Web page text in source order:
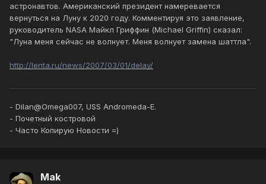
астронавтов. Американский президент намеревается
вернуться на Луну к 2020 году. Комментируя это заявление,
руководитель NASA Майкл Гриффин (Michael Griffin) сказал:
"Луна меня сейчас не волнует. Меня волнует замена шаттла".
http://lenta.ru/news/2007/03/01/delay/
- Dilan@Omega007, USS Andromeda-E.
- Почетный костровой
- Часто Копирую Новости =)
Mak